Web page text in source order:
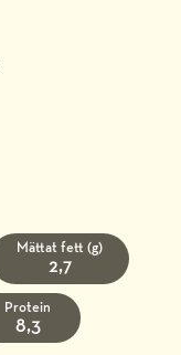
Mättat fett (g)
2,7
Protein
8,3